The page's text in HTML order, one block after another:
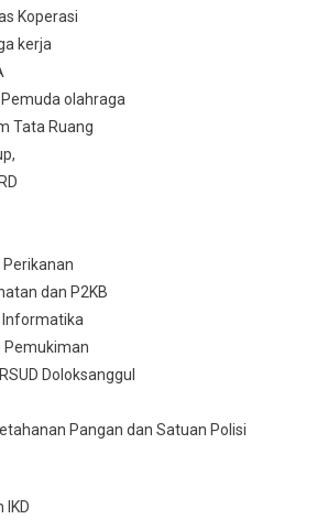
Koperasi
kerja
olahraga
Tata Ruang
dan P2KB
Informatika
Pemukiman
Doloksanggul
Pangan dan Satuan Polisi
IKD